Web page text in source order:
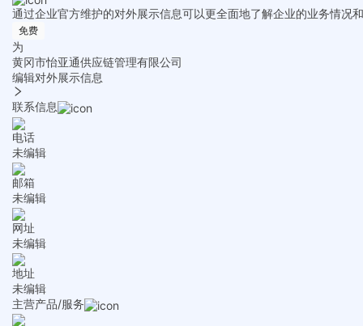
通过企业官方维护的对外展示信息可以更全面地了解企业的业务情况
免费
为
黄冈市怡亚通供应链管理有限公司
编辑对外展示信息
联系信息
电话
未编辑
邮箱
未编辑
网址
未编辑
地址
未编辑
主营产品/服务